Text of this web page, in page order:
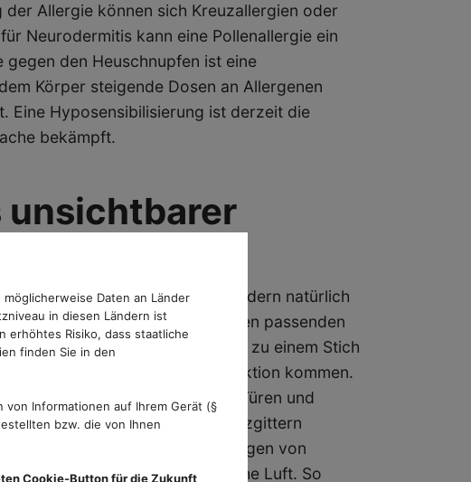
Allergie können sich Kreuzallergien oder
Neurodermitis kann eine Pollenallergie ein
den Heuschnupfen ist eine
Körper steigende Dosen an Allergenen
Eine Hyposensibilisierung ist derzeit die
bekämpft.
unsichtbarer
aber nicht nur vor Pollen, sondern natürlich
fehlt noch das Wissen für den passenden
Insekten. Da kann es schnell zu einem Stich
allergischen Reaktion kommen.
darauf geachtet werden, dass Türen und
Öffnungen mit Insektenschutzgittern
und sicher das Eindringen von
gleichzeitig stetig frische Luft. So
Daten an Länder
in diesen Ländern ist
erhöhtes Risiko, dass staatliche
finden Sie in den
von Informationen auf Ihrem Gerät (§
bzw. die von Ihnen
Cookie-Button für die Zukunft